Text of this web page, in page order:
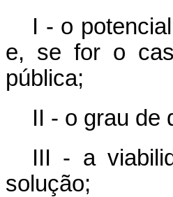
I - o
e, se for o
pública;
II - o grau de
III - a
solução;